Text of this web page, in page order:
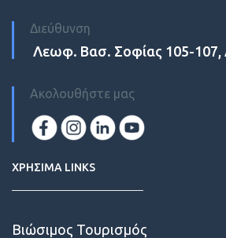
Διεύθυνση
Λεωφ. Βασ. Σοφίας 105-107,
Ακολουθήστε μας
ΧΡΗΣΙΜΑ LINKS
Βιώσιμος Τουρισμός